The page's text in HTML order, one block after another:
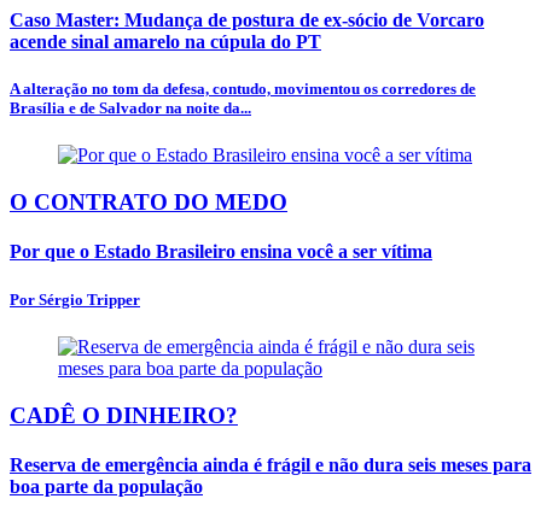
Caso Master: Mudança de postura de ex-sócio de Vorcaro
acende sinal amarelo na cúpula do PT
A alteração no tom da defesa, contudo, movimentou os corredores de
Brasília e de Salvador na noite da...
O CONTRATO DO MEDO
Por que o Estado Brasileiro ensina você a ser vítima
Por Sérgio Tripper
CADÊ O DINHEIRO?
Reserva de emergência ainda é frágil e não dura seis meses para
boa parte da população